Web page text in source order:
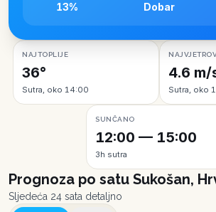
13% Dobar
NAJTOPLIJE
36°
Sutra, oko 14:00
4.6 m/
Sutra, oko
SUNČANO
12:00 — 15:00
3h sutra
Prognoza po satu Sukošan,
Sljedeća 24 sata detaljno